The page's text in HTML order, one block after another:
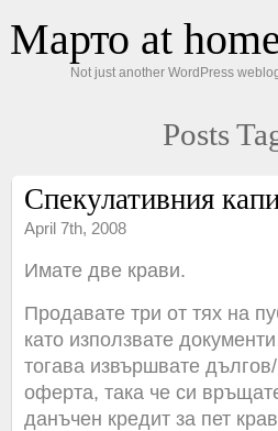
Марто at
Not just another WordPress
Posts
Спекулативния
April 7th, 2008
Имате две крави.
Продавате три от тях на
като използвате
тогава извършвате
оферта, така че си
данъчен кредит за пет